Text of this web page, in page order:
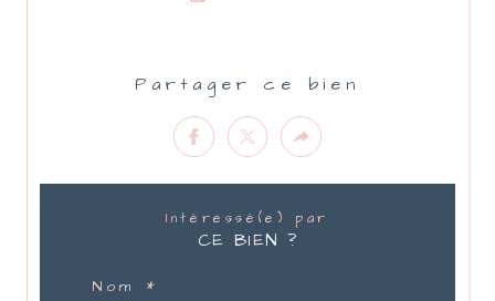
Partager ce bien
Intéressé(e) par
CE BIEN ?
Nom *